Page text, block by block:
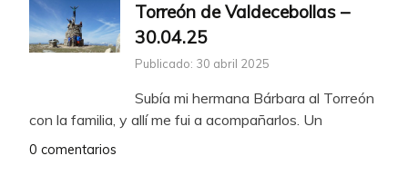
Torreón de Valdecebollas –
30.04.25
Publicado: 30 abril 2025
Subía mi hermana Bárbara al Torreón
con la familia, y allí me fui a acompañarlos. Un
0 comentarios